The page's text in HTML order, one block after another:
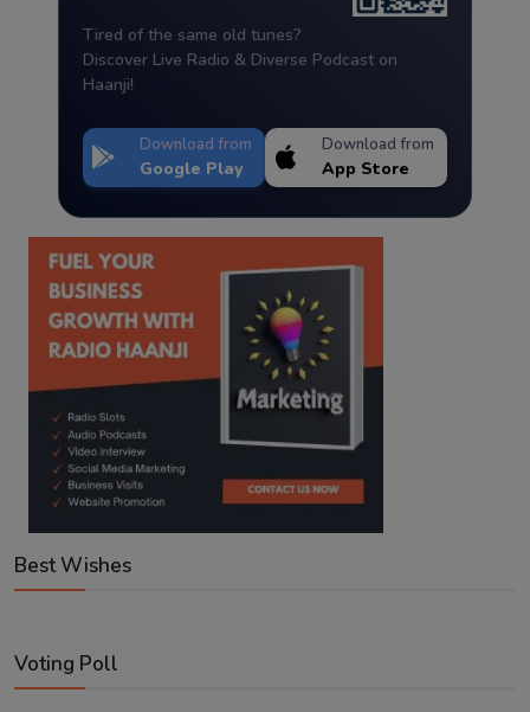
Tired of the same old tunes?
Discover Live Radio & Diverse Podcast on
Haanji!
Download from
Google Play
Download from
App Store
Best Wishes
Voting Poll